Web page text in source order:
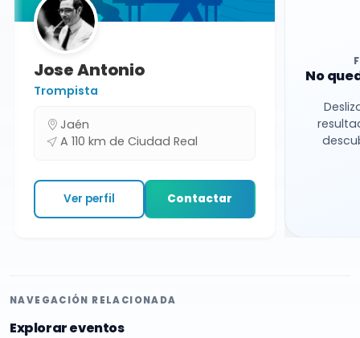
Jose Antonio
Trompista
Jaén
A 110 km de Ciudad Real
Ver perfil Contactar
No
NAVEGACIÓN RELACIONADA
Explorar eventos